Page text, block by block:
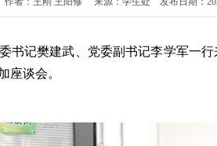
书记樊建武、党委副书记李学军一
座谈会。